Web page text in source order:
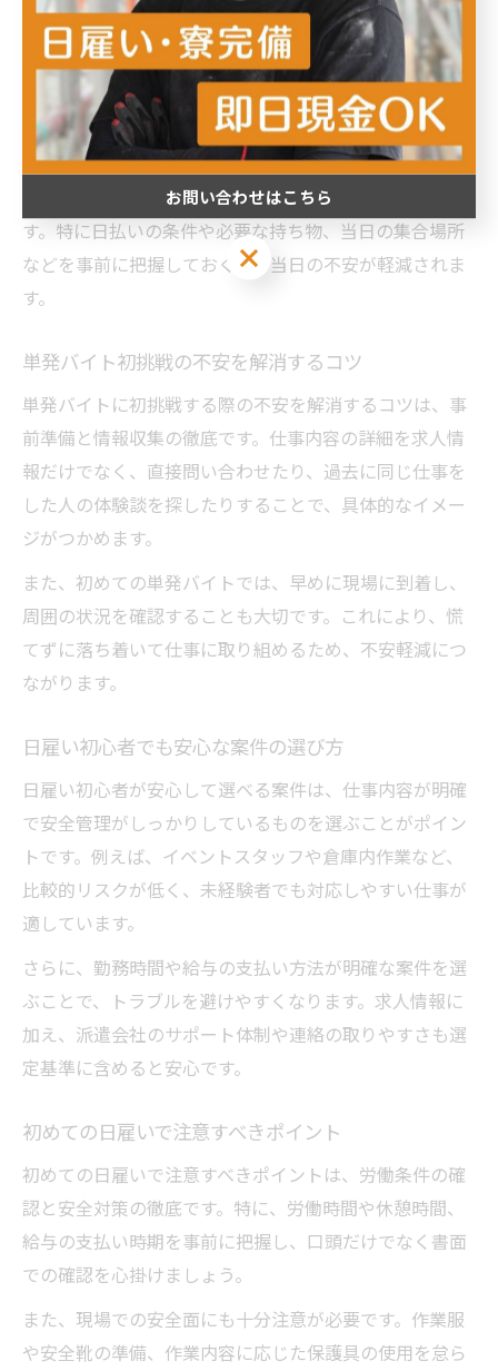
きる求人情報を見極めることが重要です。求人サイトや
派遣会社の評判を事前に調べ、口コミやレビューを参考
にしましょう。これにより、トラブルのリスクを減らせ
ます。
また、初めての仕事では仕事内容や勤務時間、給与の支
払い方法をしっかり確認することが安心につながりま
す。特に日払いの条件や必要な持ち物、当日の集合場所
などを事前に把握しておくと、当日の不安が軽減されま
す。
単発バイト初挑戦の不安を解消するコツ
単発バイトに初挑戦する際の不安を解消するコツは、事
前準備と情報収集の徹底です。仕事内容の詳細を求人情
報だけでなく、直接問い合わせたり、過去に同じ仕事を
した人の体験談を探したりすることで、具体的なイメー
ジがつかめます。
また、初めての単発バイトでは、早めに現場に到着し、
周囲の状況を確認することも大切です。これにより、慌
てずに落ち着いて仕事に取り組めるため、不安軽減につ
ながります。
日雇い初心者でも安心な案件の選び方
日雇い初心者が安心して選べる案件は、仕事内容が明確
で安全管理がしっかりしているものを選ぶことがポイン
トです。例えば、イベントスタッフや倉庫内作業など、
比較的リスクが低く、未経験者でも対応しやすい仕事が
適しています。
さらに、勤務時間や給与の支払い方法が明確な案件を選
ぶことで、トラブルを避けやすくなります。求人情報に
加え、派遣会社のサポート体制や連絡の取りやすさも選
定基準に含めると安心です。
初めての日雇いで注意すべきポイント
初めての日雇いで注意すべきポイントは、労働条件の確
認と安全対策の徹底です。特に、労働時間や休憩時間、
給与の支払い時期を事前に把握し、口頭だけでなく書面
での確認を心掛けましょう。
また、現場での安全面にも十分注意が必要です。作業服
や安全靴の準備、作業内容に応じた保護具の使用を怠ら
お問い合わせはこちら
お問い合わせはこちら